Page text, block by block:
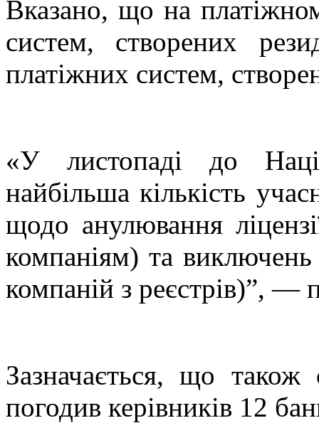
Вказано, що на
систем, створених
платіжних систем,
«У листопаді до
найбільша кількість
щодо анулювання
компаніям) та
компаній з реєстрів)”, —
Зазначається, що
погодив керівників 12